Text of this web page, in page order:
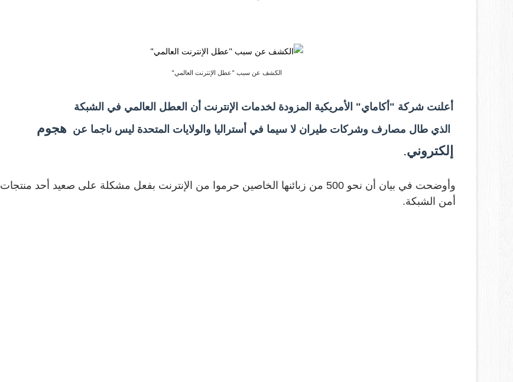
الكشف عن سبب "عطل الإنترنت العالمي"
أعلنت شركة "أكاماي" الأمريكية المزودة لخدمات الإنترنت أن العطل العالمي في الشبكة
الذي طال مصارف وشركات طيران لا سيما في أستراليا والولايات المتحدة ليس ناجما عن هجوم
إلكتروني.
وأوضحت في بيان أن نحو 500 من زبائنها الخاصين حرموا من الإنترنت بفعل مشكلة على صعيد أحد منتجات
أمن الشبكة.